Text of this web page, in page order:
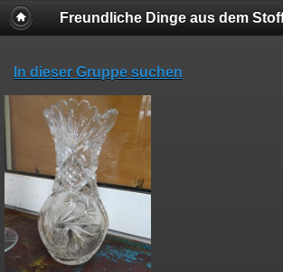
Freundliche Dinge aus dem
In dieser Gruppe suchen